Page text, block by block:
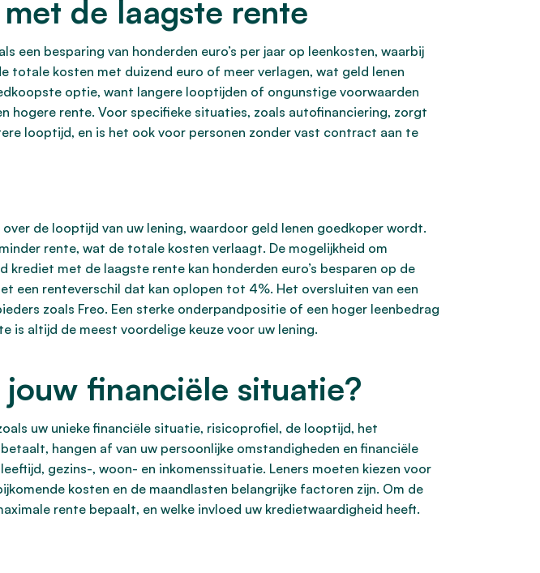
de laagste rente
een besparing van honderden euro’s per jaar op leenkosten, waarbij
totale kosten met duizend euro of meer verlagen, wat geld lenen
optie, want langere looptijden of ongunstige voorwaarden
hogere rente. Voor specifieke situaties, zoals autofinanciering, zorgt
looptijd, en is het ook voor personen zonder vast contract aan te
de looptijd van uw lening, waardoor geld lenen goedkoper wordt.
rente, wat de totale kosten verlaagt. De mogelijkheid om
met de laagste rente kan honderden euro’s besparen op de
een renteverschil dat kan oplopen tot 4%. Het oversluiten van een
zoals Freo. Een sterke onderpandpositie of een hoger leenbedrag
is altijd de meest voordelige keuze voor uw lening.
financiële situatie?
uw unieke financiële situatie, risicoprofiel, de looptijd, het
hangen af van uw persoonlijke omstandigheden en financiële
gezins-, woon- en inkomenssituatie. Leners moeten kiezen voor
kosten en de maandlasten belangrijke factoren zijn. Om de
rente bepaalt, en welke invloed uw kredietwaardigheid heeft.